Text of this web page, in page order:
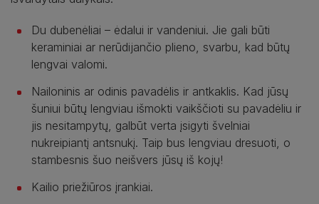
Du dubenėliai – ėdalui ir vandeniui. Jie gali būti
keraminiai ar nerūdijančio plieno, svarbu, kad būtų
lengvai valomi.
Nailoninis ar odinis pavadėlis ir antkaklis. Kad jūsų
šuniui būtų lengviau išmokti vaikščioti su pavadėliu ir
jis nesitampytų, galbūt verta įsigyti švelniai
nukreipiantį antsnukį. Taip bus lengviau dresuoti, o
stambesnis šuo neišvers jūsų iš kojų!
Kailio priežiūros įrankiai.